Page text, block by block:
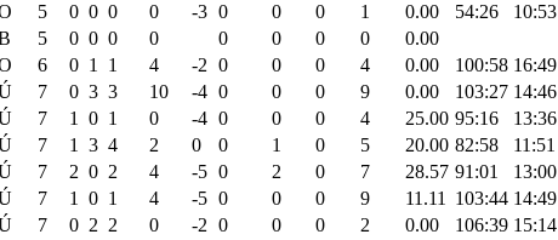
5 0 0 0 0 -3 0 0 0 1 0.00 54:26 10:53
5 0 0 0 0 0 0 0 0
0.00
6 0 1 1 4 -2 0 0 0 4 0.00 100:58 16:49
7 0 3 3 10 -4 0 0 0 9 0.00 103:27 14:46
7 1 0 1 0 -4 0 0 0 4 25.00 95:16 13:36
7 1 3 4 2 0 0 1 0 5 20.00 82:58 11:51
7 2 0 2 4 -5 0 2 0 7 28.57 91:01 13:00
7 1 0 1 4 -5 0 0 0 9 11.11 103:44 14:49
7 0 2 2 0 -2 0 0 0 2 0.00 106:39 15:14